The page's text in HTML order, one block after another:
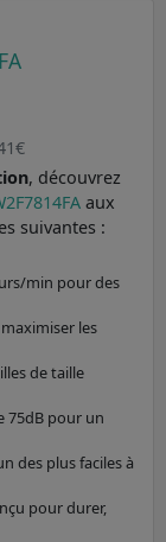
, découvrez
aux
suivantes :
min pour des
les
de taille
75dB pour un
des plus faciles à
pour durer,